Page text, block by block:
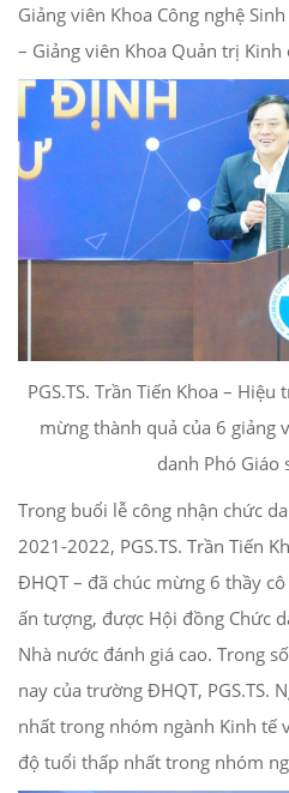
Giảng viên Khoa Công nghệ
– Giảng viên Khoa Quản trị Kinh
PGS.TS. Trần Tiến Khoa –
mừng thành quả của 6 giảng
danh Phó Giáo
Trong buổi lễ công nhận chức
2021-2022, PGS.TS. Trần Tiến
ĐHQT – đã chúc mừng 6 thầy
ấn tượng, được Hội đồng Chức
Nhà nước đánh giá cao. Trong
nay của trường ĐHQT, PGS.TS.
nhất trong nhóm ngành Kinh tế
độ tuổi thấp nhất trong nhóm